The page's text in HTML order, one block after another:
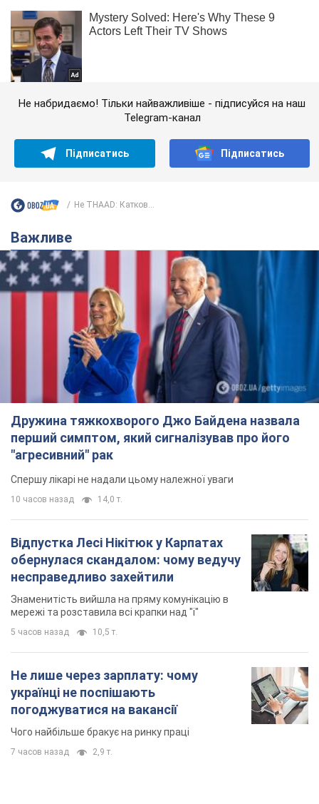
Не набридаємо! Тільки найважливіше - підписуйся на наш
Telegram-канал
Підписатись Підписатись
Не THAAD: Катков...
Важливе
Дружина тяжкохворого Джо Байдена назвала
перший симптом, який сигналізував про його
"агресивний" рак
Спершу лікарі не надали цьому належної уваги
10 часов назад 14,0 т.
Відпустка Лесі Нікітюк у Карпатах
обернулася скандалом: чому ведучу
несправедливо захейтили
Знаменитість вийшла на пряму комунікацію в
мережі та розставила всі крапки над "і"
5 часов назад 10,5 т.
Не лише через зарплату: чому
українці не поспішають
погоджуватися на вакансії
Чого найбільше бракує на ринку праці
7 часов назад 2,9 т.